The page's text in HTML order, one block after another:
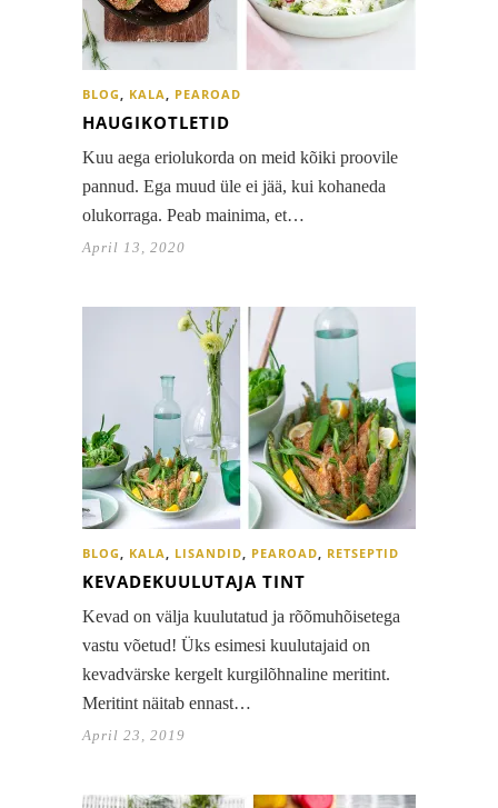
BLOG, KALA, PEAROAD
HAUGIKOTLETID
Kuu aega eriolukorda on meid kõiki proovile
pannud. Ega muud üle ei jää, kui kohaneda
olukorraga. Peab mainima, et…
April 13, 2020
BLOG, KALA, LISANDID, PEAROAD, RETSEPTID
KEVADEKUULUTAJA TINT
Kevad on välja kuulutatud ja rõõmuhõisetega
vastu võetud! Üks esimesi kuulutajaid on
kevadvärske kergelt kurgilõhnaline meritint.
Meritint näitab ennast…
April 23, 2019